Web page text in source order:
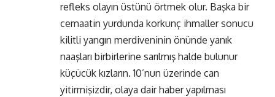
refleks olayın üstünü örtmek olur. Başka bir
cemaatin yurdunda korkunç ihmaller sonucu
kilitli yangın merdiveninin önünde yanık
naaşları birbirlerine sarılmış halde bulunur
küçücük kızların. 10’nun üzerinde can
yitirmişizdir, olaya dair haber yapılması